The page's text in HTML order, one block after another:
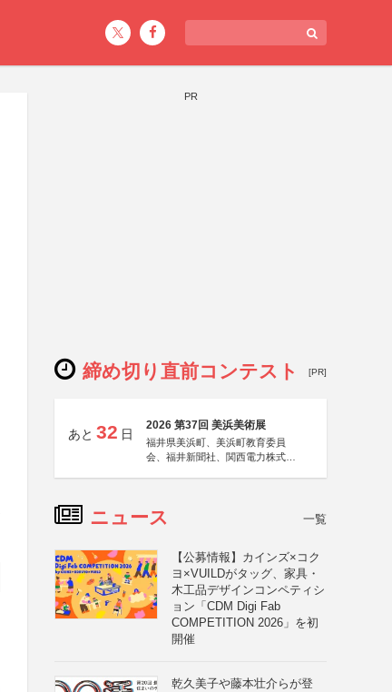
PR
締め切り直前コンテスト [PR]
あと 32 日
2026 第37回 美浜美術展
福井県美浜町、美浜町教育委員
会、福井新聞社、関西電力株式会
ニュース 一覧
【公募情報】カインズ×コク
ヨ×VUILDがタッグ、家具・
木工品デザインコンペティシ
ョン「CDM Digi Fab
COMPETITION 2026」を初
開催
乾久美子や藤本壮介らが登